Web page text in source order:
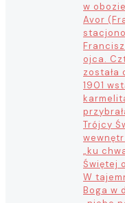
w
Avor
ojca.
została
1901
Trójcy
„ku
Świętej
W
Boga w